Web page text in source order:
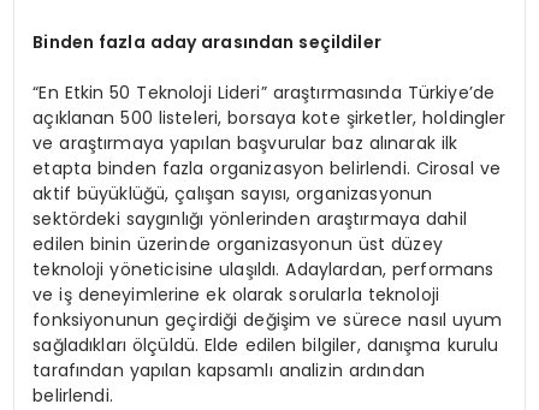
Binden fazla aday arasından seçildiler
“En Etkin 50 Teknoloji Lideri” araştırmasında Türkiye’de
açıklanan 500 listeleri, borsaya kote şirketler, holdingler
ve araştırmaya yapılan başvurular baz alınarak ilk
etapta binden fazla organizasyon belirlendi. Cirosal ve
aktif büyüklüğü, çalışan sayısı, organizasyonun
sektördeki saygınlığı yönlerinden araştırmaya dahil
edilen binin üzerinde organizasyonun üst düzey
teknoloji yöneticisine ulaşıldı. Adaylardan, performans
ve iş deneyimlerine ek olarak sorularla teknoloji
fonksiyonunun geçirdiği değişim ve sürece nasıl uyum
sağladıkları ölçüldü. Elde edilen bilgiler, danışma kurulu
tarafından yapılan kapsamlı analizin ardından
belirlendi.